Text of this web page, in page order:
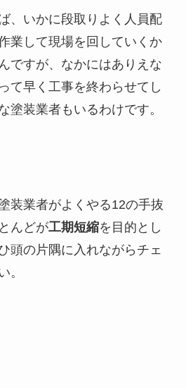
、いかに段取りよく人員配
業して現場を回していくか
ですが、なかにはありえな
て早く工事を終わらせてし
塗装業者もいるわけです。
装業者がよくやる12の手抜
んどが工期短縮を目的とし
頭の片隅に入れながらチェ
。